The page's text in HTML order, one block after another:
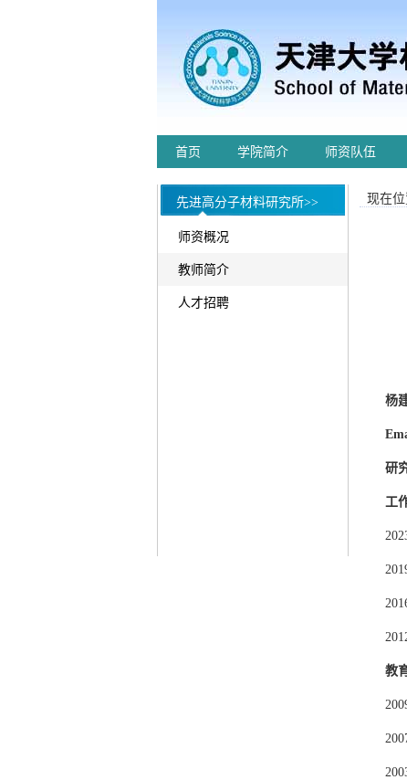
首页 学院简介 师资队伍
先进高分子材料研究所>>
师资概况
教师简介
人才招聘
现在
杨
研
工
教